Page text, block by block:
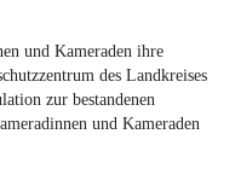
und Kameraden ihre
des Landkreises
zur bestandenen
und Kameraden